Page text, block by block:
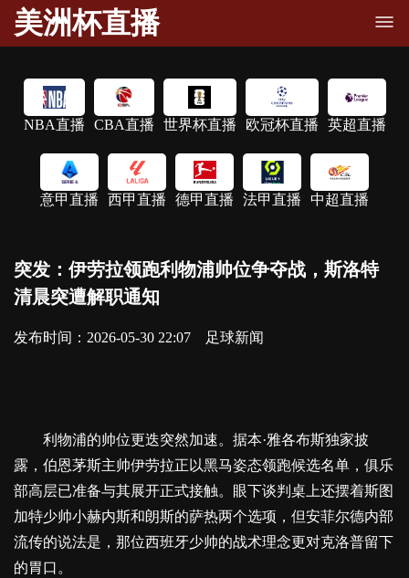
美洲杯直播
NBA直播 CBA直播 世界杯直播 欧冠杯直播 英超直播
意甲直播 西甲直播 德甲直播 法甲直播 中超直播
突发：伊劳拉领跑利物浦帅位争夺战，斯洛特
清晨突遭解职通知
发布时间：2026-05-30 22:07 足球新闻
利物浦的帅位更迭突然加速。据本·雅各布斯独家披
露，伯恩茅斯主帅伊劳拉正以黑马姿态领跑候选名单，俱乐
部高层已准备与其展开正式接触。眼下谈判桌上还摆着斯图
加特少帅小赫内斯和朗斯的萨热两个选项，但安菲尔德内部
流传的说法是，那位西班牙少帅的战术理念更对克洛普留下
的胃口。